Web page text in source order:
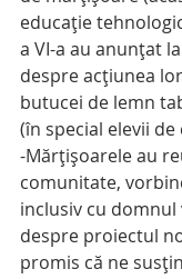
educaţie
a VI-a au anunţat
despre acţiunea
butucei de lemn
(în special elevii de
-Mărţişoarele au
comunitate,
inclusiv cu
despre proiectul
promis că ne